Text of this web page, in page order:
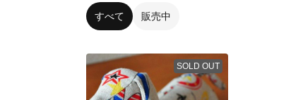
すべて 販売中
SOLD OUT